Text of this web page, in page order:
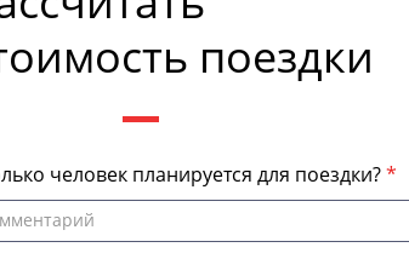
поездки
человек планируется для поездки?